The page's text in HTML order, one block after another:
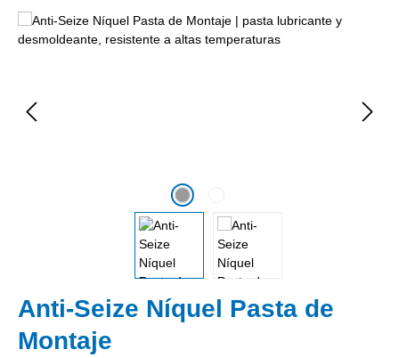
Omitir galería de imágenes
Anti-Seize Níquel Pasta de
Montaje